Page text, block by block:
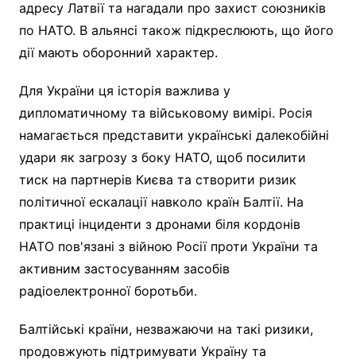
адресу Латвії та нагадали про захист союзників
по НАТО. В альянсі також підкреслюють, що його
дії мають оборонний характер.
Для України ця історія важлива у
дипломатичному та військовому вимірі. Росія
намагається представити українські далекобійні
удари як загрозу з боку НАТО, щоб посилити
тиск на партнерів Києва та створити ризик
політичної ескалації навколо країн Балтії. На
практиці інциденти з дронами біля кордонів
НАТО пов'язані з війною Росії проти України та
активним застосуванням засобів
радіоелектронної боротьби.
Балтійські країни, незважаючи на такі ризики,
продовжують підтримувати Україну та